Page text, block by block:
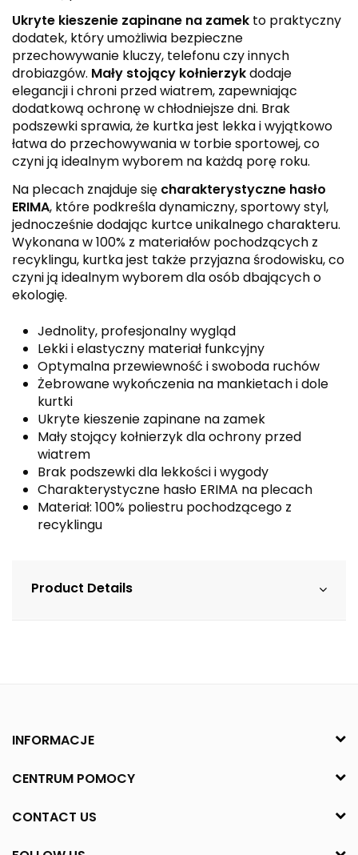
Ukryte kieszenie zapinane na zamek to praktyczny
dodatek, który umożliwia bezpieczne
przechowywanie kluczy, telefonu czy innych
drobiazgów. Mały stojący kołnierzykdodaje
elegancji i chroni przed wiatrem, zapewniając
dodatkową ochronę w chłodniejsze dni. Brak
podszewki sprawia, że kurtka jest lekka i wyjątkowo
łatwa do przechowywania w torbie sportowej, co
czyni ją idealnym wyborem na każdą porę roku.
Na plecach znajduje się charakterystyczne hasło
ERIMA, które podkreśla dynamiczny, sportowy styl,
jednocześnie dodając kurtce unikalnego charakteru.
Wykonana w 100% z materiałów pochodzących z
recyklingu, kurtka jest także przyjazna środowisku, co
czyni ją idealnym wyborem dla osób dbających o
ekologię.
Jednolity, profesjonalny wygląd
Lekki i elastyczny materiał funkcyjny
Optymalna przewiewność i swoboda ruchów
Żebrowane wykończenia na mankietach i dole
kurtki
Ukryte kieszenie zapinane na zamek
Mały stojący kołnierzyk dla ochrony przed
wiatrem
Brak podszewki dla lekkości i wygody
Charakterystyczne hasło ERIMA na plecach
Materiał: 100% poliestru pochodzącego z
recyklingu
Product Details
INFORMACJE
CENTRUM POMOCY
CONTACT US